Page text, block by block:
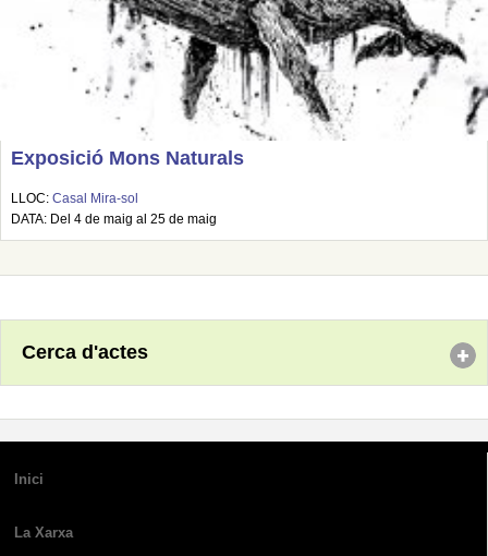
Exposició Mons Naturals
LLOC: Casal Mira-sol
DATA: Del 4 de maig al 25 de maig
Cerca d'actes
Inici
La Xarxa